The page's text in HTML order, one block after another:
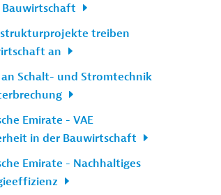
treiben
an
an Schalt- und Stromtechnik
Emirate - VAE
in der Bauwirtschaft
Emirate - Nachhaltiges